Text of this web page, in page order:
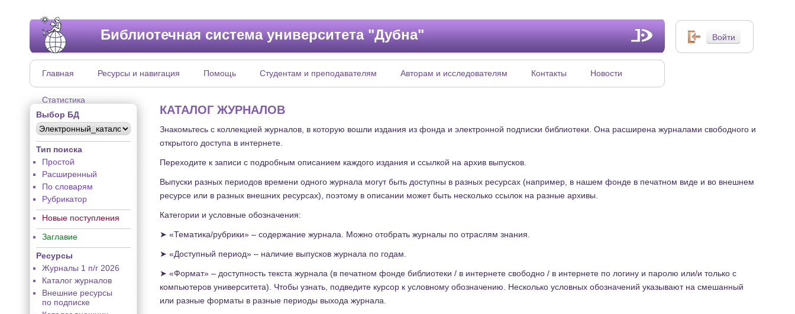
Библиотечная система университета "Дубна"
Главная Ресурсы и навигация Помощь Студентам и преподавателям Авторам и исследователям Контакты Новости
Статистика
Выбор БД
Тип поиска
Простой
Расширенный
По словарям
Рубрикатор
Новые поступления
Заглавие
Ресурсы
Журналы 1 п/г 2026
Каталог журналов
Внешние ресурсы
по подписке
КАТАЛОГ ЖУРНАЛОВ
Знакомьтесь с коллекцией журналов, в которую вошли издания из фонда и электронной подписки библиотеки. Она расширена журналами свободного и
открытого доступа в интернете.
Переходите к записи с подробным описанием каждого издания и ссылкой на архив выпусков.
Выпуски разных периодов времени одного журнала могут быть доступны в разных ресурсах (например, в нашем фонде в печатном виде и во внешнем
ресурсе или в разных внешних ресурсах), поэтому в описании может быть несколько ссылок на разные архивы.
Категории и условные обозначения:
➤ «Тематика/рубрики» – содержание журнала. Можно отобрать журналы по отраслям знания.
➤ «Доступный период» – наличие выпусков журнала по годам.
➤ «Формат» – доступность текста журнала (в печатном фонде библиотеки / в интернете свободно / в интернете по логину и паролю или/и только с
компьютеров университета). Чтобы узнать, подведите курсор к условному обозначению. Несколько условных обозначений указывают на смешанный
или разные форматы в разные периоды выхода журнала.